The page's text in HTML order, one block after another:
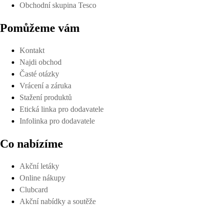
Obchodní skupina Tesco
Pomůžeme vám
Kontakt
Najdi obchod
Časté otázky
Vrácení a záruka
Stažení produktů
Etická linka pro dodavatele
Infolinka pro dodavatele
Co nabízíme
Akční letáky
Online nákupy
Clubcard
Akční nabídky a soutěže